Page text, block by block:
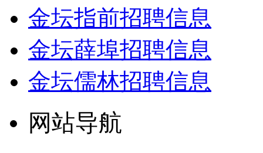
金坛指前招聘信息
金坛薛埠招聘信息
金坛儒林招聘信息
网站导航